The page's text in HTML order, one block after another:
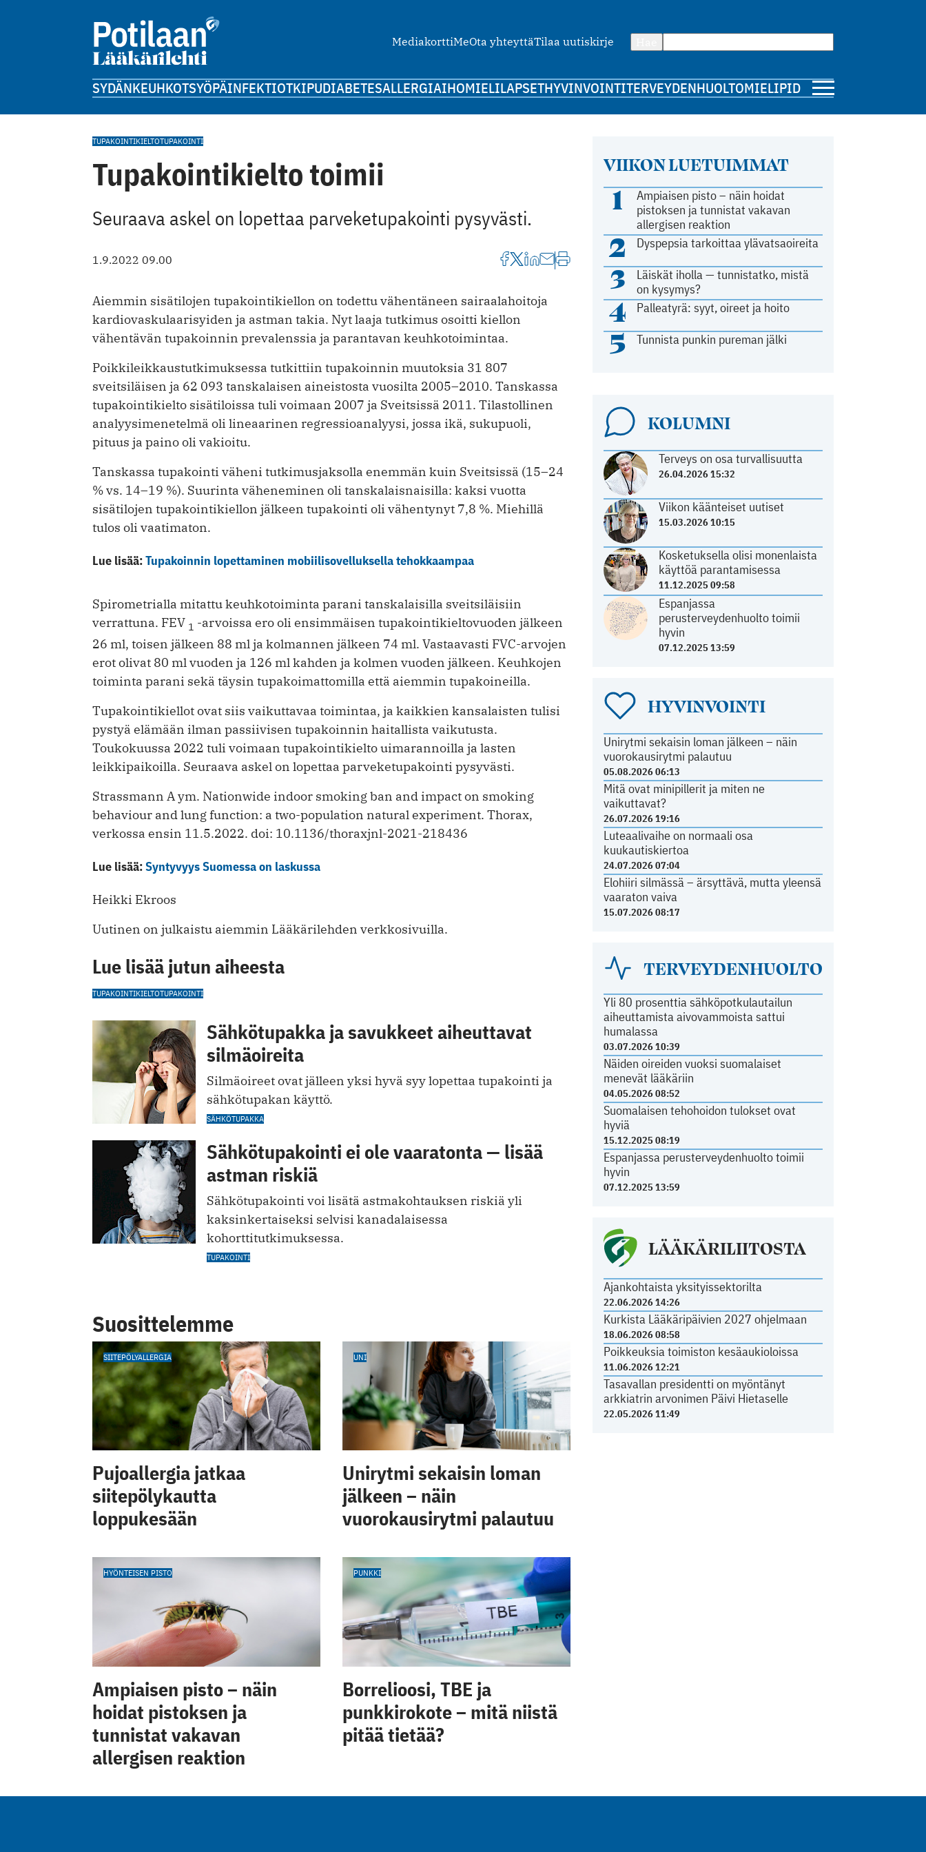
MediakorttiMeOta yhteyttäTilaa uutiskirje
SYDÄNKEUHKOTSYÖPÄINFEKTIOTKIPUDIABETESALLERGIAIHOMIELILAPSETHYVINVOINTITERVEYDENHUOLTOMIELIPIDE
VIIKON LUETUIMMAT
1
Ampiaisen pisto – näin hoidat
pistoksen ja tunnistat vakavan
allergisen reaktion
2 Dyspepsia tarkoittaa ylävatsaoireita
3
Läiskät iholla — tunnistatko, mistä
on kysymys?
4 Palleatyrä: syyt, oireet ja hoito
5 Tunnista punkin pureman jälki
KOLUMNI
Terveys on osa turvallisuutta
26.04.2026 15:32
Viikon käänteiset uutiset
15.03.2026 10:15
Kosketuksella olisi monenlaista
käyttöä parantamisessa
11.12.2025 09:58
Espanjassa
perusterveydenhuolto toimii
hyvin
07.12.2025 13:59
HYVINVOINTI
Unirytmi sekaisin loman jälkeen – näin
vuorokausirytmi palautuu
05.08.2026 06:13
Mitä ovat minipillerit ja miten ne
vaikuttavat?
26.07.2026 19:16
Luteaalivaihe on normaali osa
kuukautiskiertoa
24.07.2026 07:04
Elohiiri silmässä – ärsyttävä, mutta yleensä
vaaraton vaiva
15.07.2026 08:17
TERVEYDENHUOLTO
Yli 80 prosenttia sähköpotkulautailun
aiheuttamista aivovammoista sattui
humalassa
03.07.2026 10:39
Näiden oireiden vuoksi suomalaiset
menevät lääkäriin
04.05.2026 08:52
Suomalaisen tehohoidon tulokset ovat
hyviä
15.12.2025 08:19
Espanjassa perusterveydenhuolto toimii
hyvin
07.12.2025 13:59
LÄÄKÄRILIITOSTA
Ajankohtaista yksityissektorilta
22.06.2026 14:26
Kurkista Lääkäripäivien 2027 ohjelmaan
18.06.2026 08:58
Poikkeuksia toimiston kesäaukioloissa
11.06.2026 12:21
Tasavallan presidentti on myöntänyt
arkkiatrin arvonimen Päivi Hietaselle
22.05.2026 11:49
TUPAKOINTIKIELTOTUPAKOINTI
Tupakointikielto toimii
Seuraava askel on lopettaa parveketupakointi pysyvästi.
1.9.2022 09.00
Aiemmin sisätilojen tupakointikiellon on todettu vähentäneen sairaalahoitoja
kardiovaskulaarisyiden ja astman takia. Nyt laaja tutkimus osoitti kiellon
vähentävän tupakoinnin prevalenssia ja parantavan keuhkotoimintaa.
Poikkileikkaustutkimuksessa tutkittiin tupakoinnin muutoksia 31 807
sveitsiläisen ja 62 093 tanskalaisen aineistosta vuosilta 2005–2010. Tanskassa
tupakointikielto sisätiloissa tuli voimaan 2007 ja Sveitsissä 2011. Tilastollinen
analyysimenetelmä oli lineaarinen regressioanalyysi, jossa ikä, sukupuoli,
pituus ja paino oli vakioitu.
Tanskassa tupakointi väheni tutkimusjaksolla enemmän kuin Sveitsissä (15–24
% vs. 14–19 %). Suurinta väheneminen oli tanskalaisnaisilla: kaksi vuotta
sisätilojen tupakointikiellon jälkeen tupakointi oli vähentynyt 7,8 %. Miehillä
tulos oli vaatimaton.
Lue lisää:Tupakoinnin lopettaminen mobiilisovelluksella tehokkaampaa
Spirometrialla mitattu keuhkotoiminta parani tanskalaisilla sveitsiläisiin
verrattuna. FEV 1 -arvoissa ero oli ensimmäisen tupakointikieltovuoden jälkeen
26 ml, toisen jälkeen 88 ml ja kolmannen jälkeen 74 ml. Vastaavasti FVC-arvojen
erot olivat 80 ml vuoden ja 126 ml kahden ja kolmen vuoden jälkeen. Keuhkojen
toiminta parani sekä täysin tupakoimattomilla että aiemmin tupakoineilla.
Tupakointikiellot ovat siis vaikuttavaa toimintaa, ja kaikkien kansalaisten tulisi
pystyä elämään ilman passiivisen tupakoinnin haitallista vaikutusta.
Toukokuussa 2022 tuli voimaan tupakointikielto uimarannoilla ja lasten
leikkipaikoilla. Seuraava askel on lopettaa parveketupakointi pysyvästi.
Strassmann A ym. Nationwide indoor smoking ban and impact on smoking
behaviour and lung function: a two-population natural experiment. Thorax,
verkossa ensin 11.5.2022. doi: 10.1136/thoraxjnl-2021-218436
Lue lisää:Syntyvyys Suomessa on laskussa
Heikki Ekroos
Uutinen on julkaistu aiemmin Lääkärilehden verkkosivuilla.
Lue lisää jutun aiheesta
TUPAKOINTIKIELTOTUPAKOINTI
Sähkötupakka ja savukkeet aiheuttavat
silmäoireita
Silmäoireet ovat jälleen yksi hyvä syy lopettaa tupakointi ja
sähkötupakan käyttö.
SÄHKÖTUPAKKA
Sähkötupakointi ei ole vaaratonta — lisää
astman riskiä
Sähkötupakointi voi lisätä astmakohtauksen riskiä yli
kaksinkertaiseksi selvisi kanadalaisessa
kohorttitutkimuksessa.
TUPAKOINTI
Suosittelemme
SIITEPÖLYALLERGIA
Pujoallergia jatkaa
siitepölykautta
loppukesään
UNI
Unirytmi sekaisin loman
jälkeen – näin
vuorokausirytmi palautuu
HYÖNTEISEN PISTO
Ampiaisen pisto – näin
hoidat pistoksen ja
tunnistat vakavan
allergisen reaktion
PUNKKI
Borrelioosi, TBE ja
punkkirokote – mitä niistä
pitää tietää?